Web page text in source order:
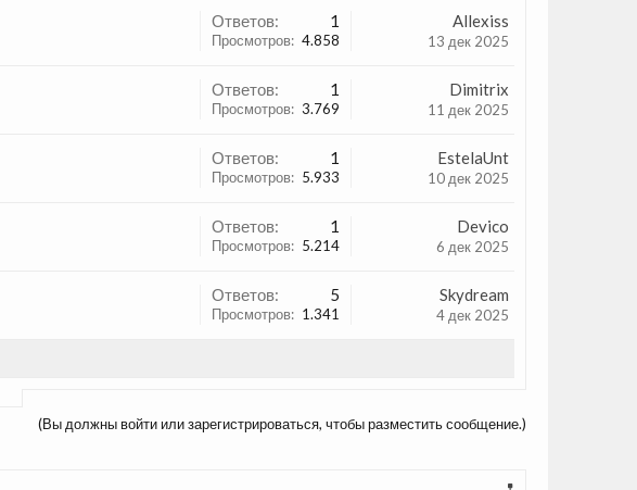
Ответов: 1
Просмотров: 4.858
Allexiss
13 дек 2025
Ответов: 1
Просмотров: 3.769
Dimitrix
11 дек 2025
Ответов: 1
Просмотров: 5.933
EstelaUnt
10 дек 2025
Ответов: 1
Просмотров: 5.214
Devico
6 дек 2025
Ответов: 5
Просмотров: 1.341
Skydream
4 дек 2025
(Вы должны войти или зарегистрироваться, чтобы разместить сообщение.)